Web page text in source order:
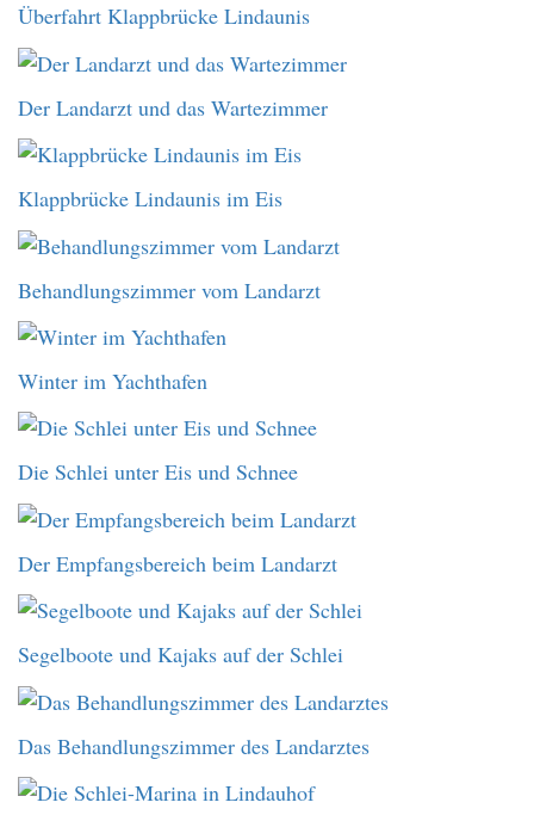
Überfahrt Klappbrücke Lindaunis
Der Landarzt und das Wartezimmer
Klappbrücke Lindaunis im Eis
Behandlungszimmer vom Landarzt
Winter im Yachthafen
Die Schlei unter Eis und Schnee
Der Empfangsbereich beim Landarzt
Segelboote und Kajaks auf der Schlei
Das Behandlungszimmer des Landarztes